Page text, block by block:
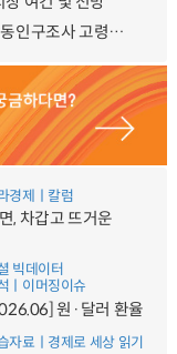
2026년 5월 경제활동인구조사 고령층 부가조사 결과
경제ㅣ칼럼
, 차갑고 뜨거운
빅데이터
ㅣ이머징이슈
원·달러 환율
자료ㅣ경제로 세상 읽기